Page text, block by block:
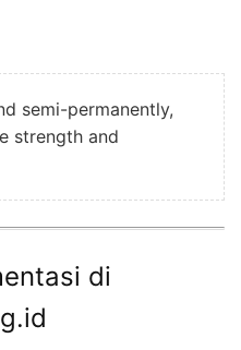
semi-permanently,
strength and
di